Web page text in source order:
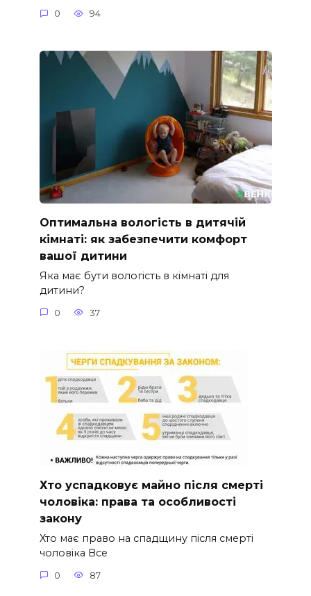
0 94
Оптимальна вологість в дитячій
кімнаті: як забезпечити комфорт
вашої дитини
Яка має бути вологість в кімнаті для
дитини?
0 37
Хто успадковує майно після смерті
чоловіка: права та особливості
закону
Хто має право на спадщину після смерті
чоловіка Все
0 87